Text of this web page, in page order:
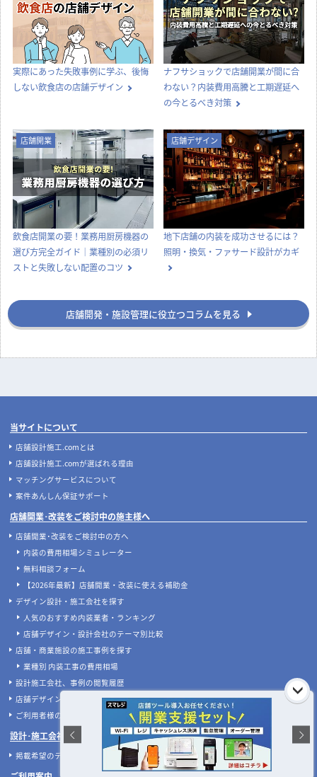
実際にあった失敗事例に学ぶ、後悔
しない飲食店の店舗デザイン
ナフサショックで店舗開業が間に合
わない？内装費用高騰と工期遅延へ
の今とるべき対策
店舗開業
飲食店開業の要！業務用厨房機器の
選び方完全ガイド｜業種別の必須リ
ストと失敗しない配置のコツ
店舗デザイン
地下店舗の内装を成功させるには？
照明・換気・ファサード設計がカギ
店舗開発・施設管理に役立つコラムを見る
当サイトについて
店舗設計施工.comとは
店舗設計施工.comが選ばれる理由
マッチングサービスについて
案件あんしん保証サポート
店舗開業･改装をご検討中の施主様へ
店舗開業･改装をご検討中の方へ
内装の費用相場シミュレーター
無料相談フォーム
【2026年最新】店舗開業・改装に使える補助金
デザイン設計・施工会社を探す
人気のおすすめ内装業者・ランキング
店舗デザイン・設計会社のテーマ別比較
店舗・商業施設の施工事例を探す
業種別 内装工事の費用相場
設計施工会社、事例の閲覧履歴
店舗デザインのプロに聞いてみた！
ご利用者様の声
設計･施工会社様へ
掲載希望のデザイン設計･施工会社様へ